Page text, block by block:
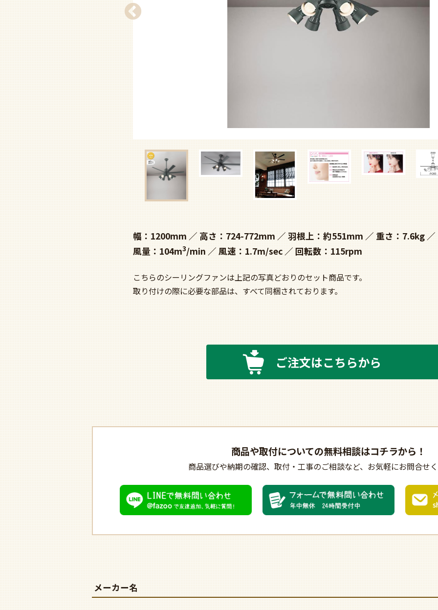
幅：1200mm 高さ：724-772mm 羽根上：約551mm 重さ：7.6kg
風量：104m3/min 風速：1.7m/sec 回転数：115rpm
こちらのシーリングファンは上記の写真どおりのセット商品です。
取り付けの際に必要な部品は、すべて同梱されております。
ご注文はこちらから
商品や取付についての無料相談はコチラから！
商品選びや納期の確認、 取付・工事のご相談など、 お気軽にお問合せ
メーカー名